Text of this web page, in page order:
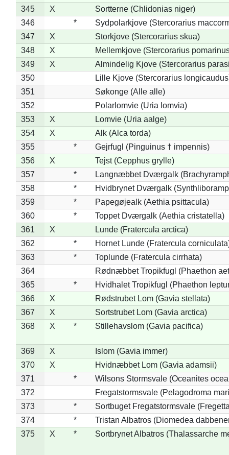
345 X
Sortterne (Chlidonias niger)
346
*
Sydpolarkjove (Stercorarius
347
X
Storkjove (Stercorarius skua)
348
X
Mellemkjove (Stercorarius
349
X
Almindelig Kjove (Stercorarius
350
Lille Kjove (Stercorarius
351
Søkonge (Alle alle)
352
Polarlomvie (Uria lomvia)
353
X
Lomvie (Uria aalge)
354
X
Alk (Alca torda)
355
*
Gejrfugl (Pinguinus † impennis)
356
X
Tejst (Cepphus grylle)
357
*
Langnæbbet Dværgalk
358
*
Hvidbrynet Dværgalk
359
*
Papegøjealk (Aethia psittacula)
360
*
Toppet Dværgalk (Aethia cristatella)
361
X
Lunde (Fratercula arctica)
362
*
Hornet Lunde (Fratercula
363
*
Toplunde (Fratercula cirrhata)
364
Rødnæbbet Tropikfugl (Phaethon
365
*
Hvidhalet Tropikfugl (Phaethon
366
X
Rødstrubet Lom (Gavia stellata)
367
X
Sortstrubet Lom (Gavia arctica)
368
X * Stillehavslom (Gavia pacifica)
369 X
Islom (Gavia immer)
370
X
Hvidnæbbet Lom (Gavia adamsii)
371
*
Wilsons Stormsvale (Oceanites
372
Fregatstormsvale (Pelagodroma
373
*
Sortbuget Fregatstormsvale
374
*
Tristan Albatros (Diomedea
375
X * Sortbrynet Albatros (Thalassarche